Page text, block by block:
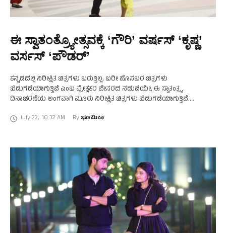
ಈ ಸ್ವಾತಂತ್ರ್ಯೋತ್ಸವಕ್ಕೆ ‘ಗೌರಿ’ ವರ್ಷಸ್‍ ‘ಕೃಷ್ಣ’
ವರ್ಸಸ್ ‘ಪೌಡರ್’
ಕನ್ನಡದಲ್ಲಿ ನಿರೀಕ್ಷಿತ ಚಿತ್ರಗಳು ಬರುತ್ತಿಲ್ಲ, ಬರೀ ಹೊಸಬರ ಚಿತ್ರಗಳು
ಬಿಡುಗಡೆಯಾಗುತ್ತಿವೆ ಎಂಬ ಪ್ರೇಕ್ಷಕರ ಬೇಸರದ ನಡುವೆಯೇ, ಈ ಸ್ವಾತಂತ್ರ್ಯ
ದಿನಾಚರಣೆಯ ಅಂಗವಾಗಿ ಮೂರು ನಿರೀಕ್ಷಿತ ಚಿತ್ರಗಳು ಬಿಡುಗಡೆಯಾಗುತ್ತಿವೆ.
ಪ್ರಣಯ ಸಖಿ’ …
July 22, 10:32 AM By ಭೂಮಿಕಾ